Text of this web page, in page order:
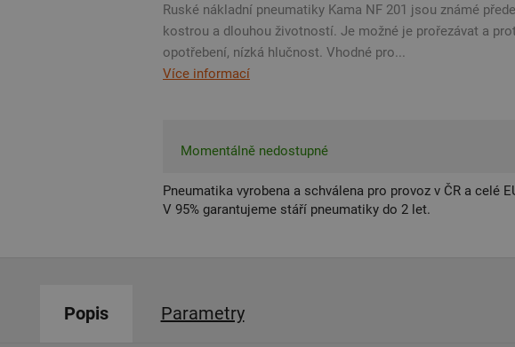
Ruské nákladní pneumatiky Kama NF 201 jsou známé
kostrou a dlouhou životností. Je možné je prořezávat a
opotřebení, nízká hlučnost. Vhodné pro...
Více informací
Momentálně nedostupné
Pneumatika vyrobena a schválena pro provoz v ČR a celé
V 95% garantujeme stáří pneumatiky do 2 let.
Popis Parametry